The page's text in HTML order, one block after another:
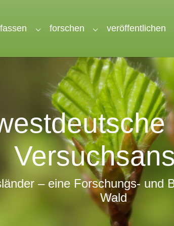
for "wir"Submenu for "erfassen"
forschen
Submenu for
veröffentlichen
– eine Forschungs- und
Wald